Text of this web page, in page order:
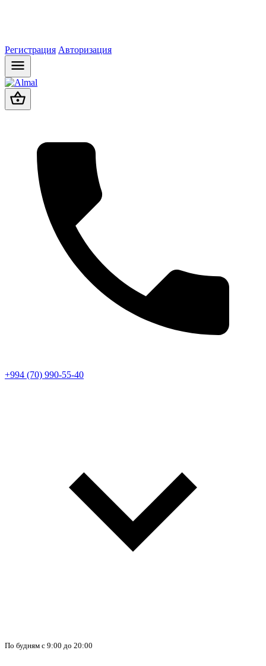
Регистрация Авторизация
+994 (70) 990-55-40
По будням с 9:00 до 20:00